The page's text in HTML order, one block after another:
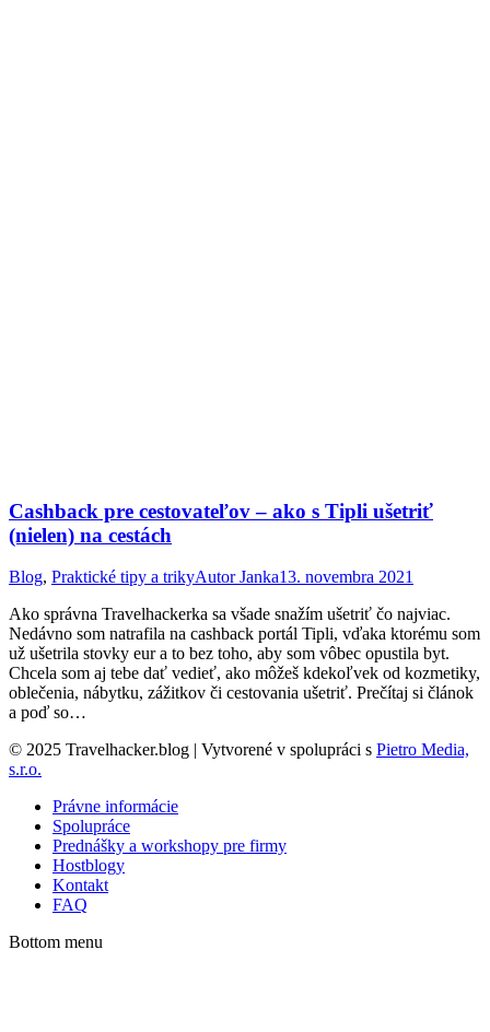
Cashback pre cestovateľov – ako s Tipli ušetriť
(nielen) na cestách
Blog, Praktické tipy a trikyAutorJanka13. novembra 2021
Ako správna Travelhackerka sa všade snažím ušetriť čo najviac.
Nedávno som natrafila na cashback portál Tipli, vďaka ktorému som
už ušetrila stovky eur a to bez toho, aby som vôbec opustila byt.
Chcela som aj tebe dať vedieť, ako môžeš kdekoľvek od kozmetiky,
oblečenia, nábytku, zážitkov či cestovania ušetriť. Prečítaj si článok
a poď so…
© 2025 Travelhacker.blog | Vytvorené v spolupráci s Pietro Media,
s.r.o.
Právne informácie
Spolupráce
Prednášky a workshopy pre firmy
Hostblogy
Kontakt
FAQ
Bottom menu